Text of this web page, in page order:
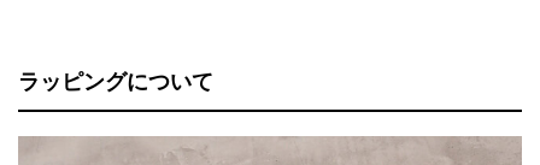
ラッピングについて